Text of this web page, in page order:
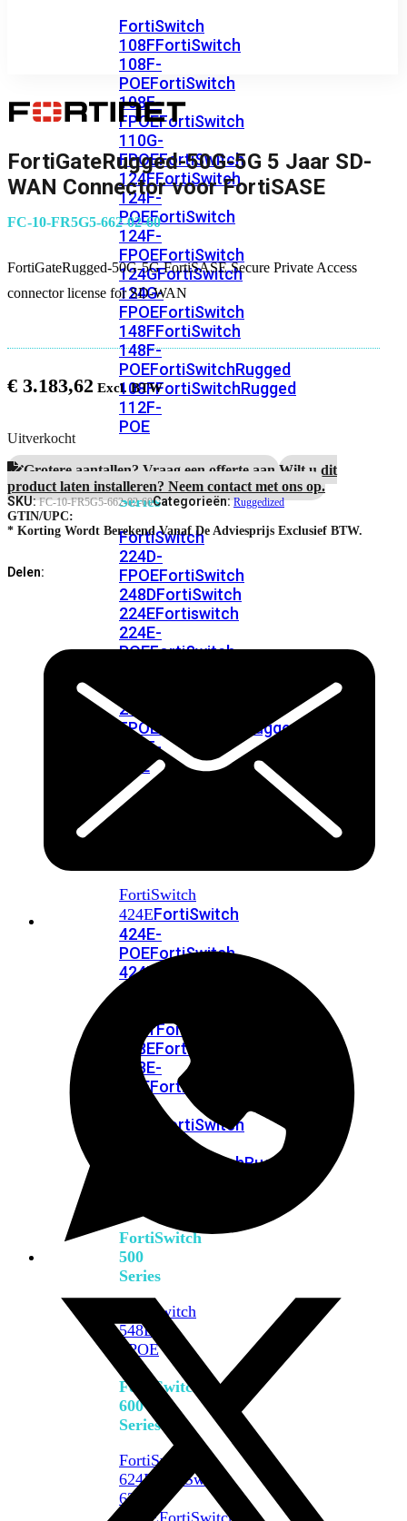
FortiSwitch
108FFortiSwitch
108F-
POEFortiSwitch
108F-
FPOEFortiSwitch
110G-
FPOEFortiSwitch
124FFortiSwitch
124F-
POEFortiSwitch
124F-
FPOEFortiSwitch
124GFortiSwitch
124G-
FPOEFortiSwitch
148FFortiSwitch
148F-
POEFortiSwitchRugged
108FFortiSwitchRugged
112F-
POE
FortiSwitch
200
Series
FortiSwitch
224D-
FPOEFortiSwitch
248DFortiSwitch
224EFortiswitch
224E-
POEFortiSwitch
248E-
FPOE FortiSwitchRugged
216F-
POE
FortiSwitch
424EFortiSwitch
424E-
POEFortiSwitch
424E-
FPOE
FiberFortiSwitch
448EFortiSwitch
448E-
POEFortiSwitch
448E-
FortiSwitch
FortiSwitchRugged
FortiSwitch
500
Series
FortiSwitch
548D-
FPOE
FortiSwitch
600
Series
FortiSwitch
624F
FortiSwitch
624F-
FPOEFortiSwitch
FortiGateRugged-50G-5G 5 Jaar SD-
WAN Connector voor FortiSASE
FC-10-FR5G5-662-02-60
FortiGateRugged-50G-5G FortiSASE Secure Private Access
connector license for SD-WAN
€ 3.183,62
Uitverkocht
Grotere aantallen? Vraag een offerte aan.Wilt u dit
product laten installeren? Neem contact met ons op.
SKU:FC-10-FR5G5-662-02-60Categorieën:Ruggedized
GTIN/UPC:
* Korting Wordt Berekend Vanaf De Adviesprijs Exclusief BTW.
Delen: